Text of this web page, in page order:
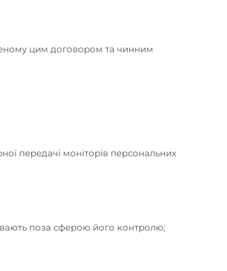
цим договором та чинним
передачі моніторів персональних
поза сферою його контролю;